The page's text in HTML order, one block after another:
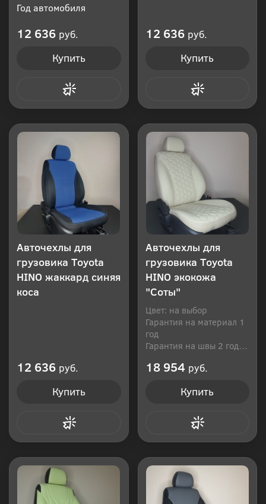
Год автомобиля
12 636 руб.
Купить
12 636 руб.
Купить
Авточехлы для
грузовика Toyota
HINO жаккард синяя
коса
12 636 руб.
Купить
Авточехлы для
грузовика Toyota
HINO экокожа
"Соты"
Цвет: на выбор
Гарантия на материал 1
год
Гарантия на швы 2 года
18 954 руб.
Купить